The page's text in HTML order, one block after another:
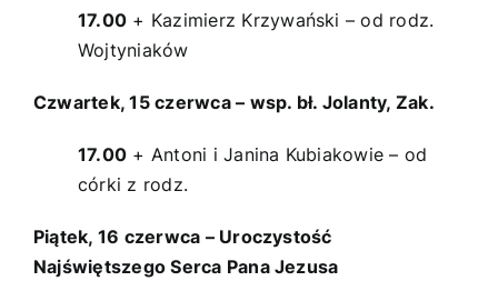
17.00 + Kazimierz Krzywański – od rodz.
Wojtyniaków
Czwartek, 15 czerwca – wsp. bł. Jolanty, Zak.
17.00 + Antoni i Janina Kubiakowie – od
córki z rodz.
Piątek, 16 czerwca – Uroczystość
Najświętszego Serca Pana Jezusa